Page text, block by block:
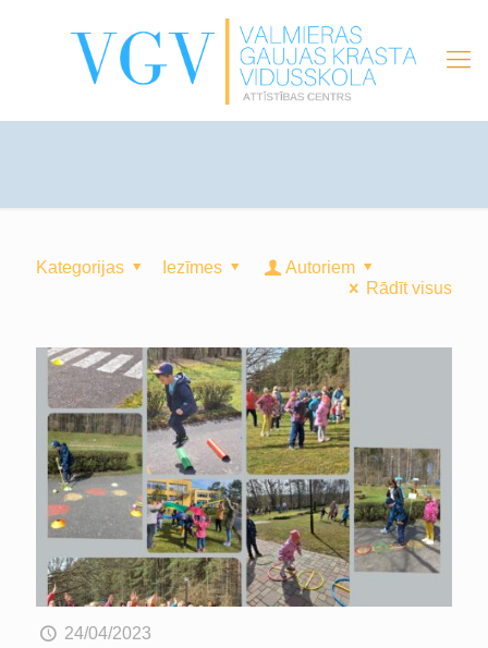
Kategorijas Iezīmes
Autoriem
Rādīt visus
24/04/2023